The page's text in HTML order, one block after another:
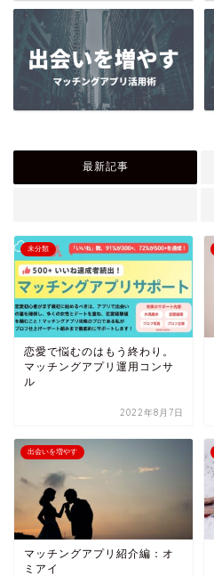
最新記事
未分類
恋愛で悩むのはもう終わり。
マッチングアプリ運用コンサ
ル
2022年8月7日
出会いを増やす
マッチングアプリ紹介編：オ
ミアイ